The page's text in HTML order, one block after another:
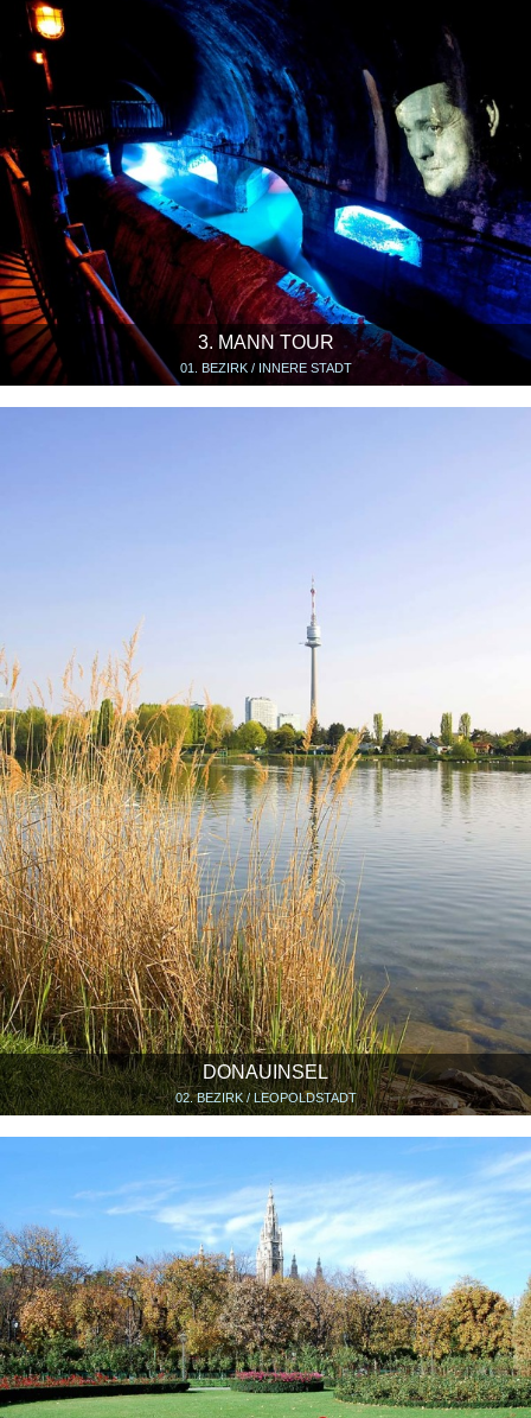
3. MANN TOUR
01. BEZIRK / INNERE STADT
DONAUINSEL
02. BEZIRK / LEOPOLDSTADT